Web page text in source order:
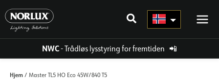
rett
innholdet
NWC- Trådløs lysstyring for fremtiden 📲
Hjem / Master TL5 HO Eco 45W/840 T5